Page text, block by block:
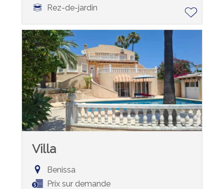
Rez-de-jardin
Villa
Benissa
Prix sur demande